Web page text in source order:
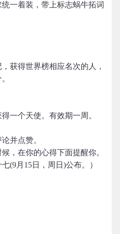
一着装，带上标志蜗牛拓词
获得世界榜相应名次的人，
一个天使。有效期一周。
并点赞。
，在你的心得下面提醒你。
(9月15日，周日)公布。）